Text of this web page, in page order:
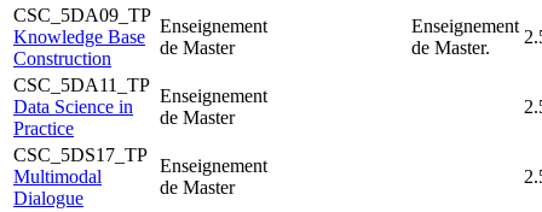
CSC_5DA09_TP
Knowledge Base
Construction
Enseignement
de Master
Enseignement
de Master.
CSC_5DA11_TP
Data Science in
Practice
Enseignement
de Master
CSC_5DS17_TP
Multimodal
Dialogue
Enseignement
de Master